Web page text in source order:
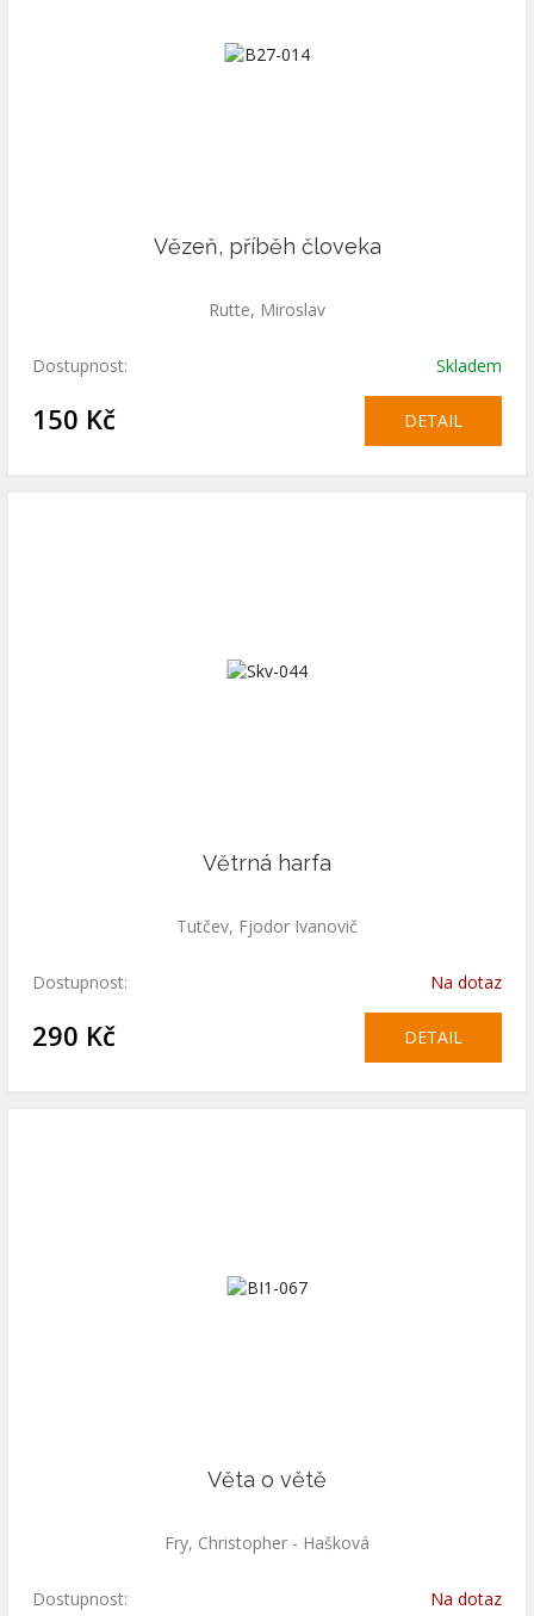
Vězeň, příběh človeka
Rutte, Miroslav
Dostupnost: Skladem
150 Kč DETAIL
Větrná harfa
Tutčev, Fjodor Ivanovič
Dostupnost: Na dotaz
290 Kč DETAIL
Věta o větě
Fry, Christopher - Hašková
Dostupnost: Na dotaz